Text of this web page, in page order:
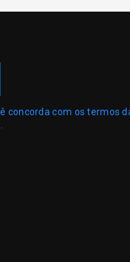
concorda com os termos